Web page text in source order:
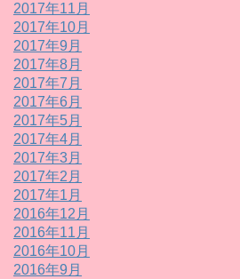
2017年11月
2017年10月
2017年9月
2017年8月
2017年7月
2017年6月
2017年5月
2017年4月
2017年3月
2017年2月
2017年1月
2016年12月
2016年11月
2016年10月
2016年9月